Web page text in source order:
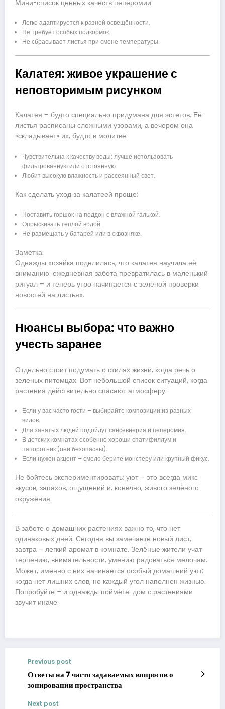
Мини-список ценных качеств пеперомии:
Легко адаптируется к разной освещённости.
Не требует особых подкормок.
Не сбрасывает листья при смене температуры.
Калатея: живое украшение с
неповторимым рисунком
Калатея – будто специально придумана для эстетов. Её
листья расписаны сложными узорами, а вечером она
«складывает» их, будто в молитве.
Чувствительна к качеству воды: лучше использовать
фильтрованную или отстоянную.
Любит высокую влажность и рассеянный свет.
Как сделать уход за калатеей проще:
Поставить горшок на поддон с влажной галькой.
Опрыскивать тёплой водой.
Не размещать у батарей или в сквозняке.
Заметка:
Однажды хозяйка поделилась, что калатея научила её
вниманию: ежедневная забота превратилась в маленький
ритуал – и теперь утро начинается с зелёной проверки
новостей на листьях.
Нюансы выбора: что важно
учесть заранее
Отдельно стоит подумать о стилях жизни, когда речь о
зеленых питомцах. Вот небольшой список ситуаций, когда
растения действительно спасают атмосферу:
Если у вас часто гости – выбирайте композиции из разных
видов.
Для занятых людей подойдут сансевиерия и пеперомия.
В детских комнатах особенно хороши спатифиллум и
папоротник (они безопасны).
Если нужен акцент – смело берите монстеру или крупный фикус.
Не бойтесь экспериментировать: уют – это всегда микс
вкусов, запахов, ощущений и, конечно, живого зелёного
окружения.
В заботе о домашних растениях важно то, что нет
одинаковых дней. Сегодня вы замечаете новый лист,
завтра – легкий аромат в комнате. Зелёные жители учат
терпению, внимательности, умению радоваться мелочам.
Может, именно с них начинается особый домашний уют:
когда нет лишних слов, но каждый угол наполнен жизнью.
Попробуйте – и однажды поймёте: дом с растениями
звучит иначе.
Previous post
Ответы на 7 часто задаваемых вопросов о
зонировании пространства
Next post